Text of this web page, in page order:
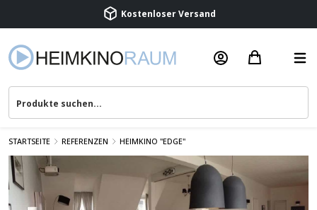
Beratung & Service
STARTSEITE REFERENZEN HEIMKINO "EDGE"